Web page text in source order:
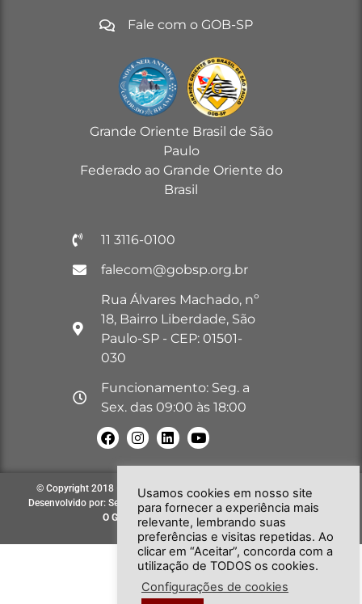
Fale com o GOB-SP
Grande Oriente Brasil de São
Paulo
Federado ao Grande Oriente do
Brasil
11 3116-0100
falecom@gobsp.org.br
Rua Álvares Machado, nº
18, Bairro Liberdade, São
Paulo-SP - CEP: 01501-
030
Funcionamento: Seg. a
Sex. das 09:00 às 18:00
© Copyright 2018 – 2026. Todos os direitos reservados à GOB-SP |
Desenvolvido por: Secretária de Comunicação e Informática do GOB-SP
O GOB-SP
EVOLUINDO PARA VOCÊ!
Usamos cookies em nosso site
para fornecer a experiência mais
relevante, lembrando suas
preferências e visitas repetidas. Ao
clicar em “Aceitar”, concorda com a
utilização de TODOS os cookies.
Configurações de cookies